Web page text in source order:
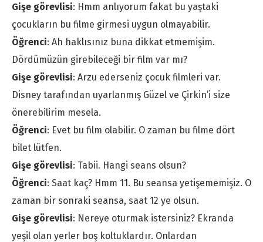
Gişe görevlisi: Hmm anlıyorum fakat bu yaştaki
çocukların bu filme girmesi uygun olmayabilir.
Öğrenci: Ah haklısınız buna dikkat etmemişim.
Dördümüzün girebileceği bir film var mı?
Gişe görevlisi: Arzu ederseniz çocuk filmleri var.
Disney tarafından uyarlanmış Güzel ve Çirkin’i size
önerebilirim mesela.
Öğrenci: Evet bu film olabilir. O zaman bu filme dört
bilet lütfen.
Gişe görevlisi: Tabii. Hangi seans olsun?
Öğrenci: Saat kaç? Hmm 11. Bu seansa yetişememişiz. O
zaman bir sonraki seansa, saat 12 ye olsun.
Gişe görevlisi: Nereye oturmak istersiniz? Ekranda
yeşil olan yerler boş koltuklardır. Onlardan